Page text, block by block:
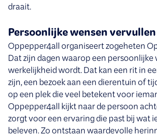
draait.
Persoonlijke wensen vervullen
Oppepper4all organiseert zogeheten
Dat zijn dagen waarop een persoonlijke
werkelijkheid wordt. Dat kan een rit in
zijn, een bezoek aan een dierentuin of
op een plek die veel betekent voor
Oppepper4all kijkt naar de persoon
zorgt voor een ervaring die past bij wat
beleven. Zo ontstaan waardevolle